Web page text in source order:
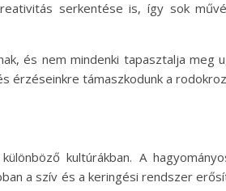
serkentése is, így sok
és nem mindenki tapasztalja meg
érzéseinkre támaszkodunk a
kultúrákban. A
a szív és a keringési rendszer